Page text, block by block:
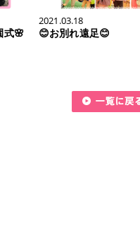
式🌸
2021.03.18
😊お別れ遠足😊